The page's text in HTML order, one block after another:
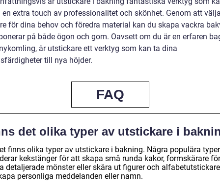
en extra touch av professionalitet och skönhet. Genom att
för dina behov och föredra material kan du skapa vackra
på både ögon och gom. Oavsett om du är en erfaren
är utstickare ett verktyg som kan ta dina
till nya höjder.
FAQ
det olika typer av utstickare i
finns olika typer av utstickare i bakning. Några populära typer
kekstänger för att skapa små runda kakor, formskärare
detaljerade mönster eller skära ut figurer och
personliga meddelanden eller namn.